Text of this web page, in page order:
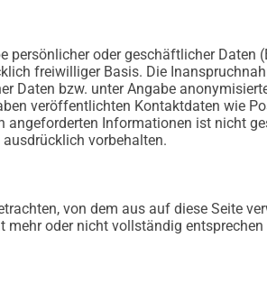
oder geschäftlicher Daten
freiwilliger Basis. Die
Daten bzw. unter Angabe
veröffentlichten Kontaktdaten wie
Informationen ist nicht
vorbehalten.
von dem aus auf diese Seite
oder nicht vollständig